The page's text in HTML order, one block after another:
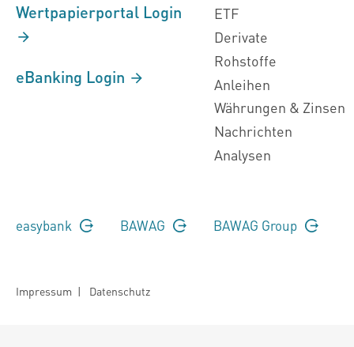
Wertpapierportal Login
eBanking Login
ETF
Derivate
Rohstoffe
Anleihen
Währungen & Zinsen
Nachrichten
Analysen
easybank BAWAG BAWAG Group
Impressum | Datenschutz